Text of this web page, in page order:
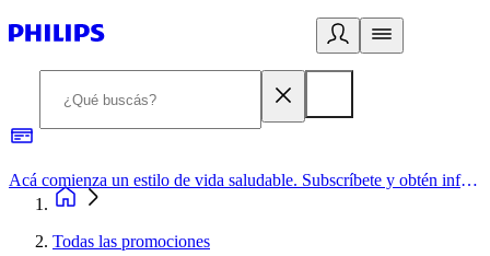
Acá comienza un estilo de vida saludable. Subscríbete y obtén información de primera mano
Todas las promociones